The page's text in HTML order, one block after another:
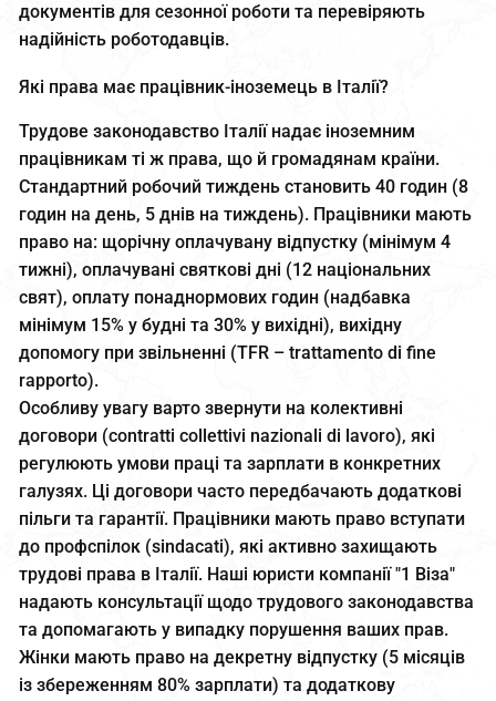
документів для сезонної роботи та перевіряють
надійність роботодавців.
Які права має працівник-іноземець в Італії?
Трудове законодавство Італії надає іноземним
працівникам ті ж права, що й громадянам країни.
Стандартний робочий тиждень становить 40 годин (8
годин на день, 5 днів на тиждень). Працівники мають
право на: щорічну оплачувану відпустку (мінімум 4
тижні), оплачувані святкові дні (12 національних
свят), оплату понаднормових годин (надбавка
мінімум 15% у будні та 30% у вихідні), вихідну
допомогу при звільненні (TFR – trattamento di fine
rapporto).
Особливу увагу варто звернути на колективні
договори (contratti collettivi nazionali di lavoro), які
регулюють умови праці та зарплати в конкретних
галузях. Ці договори часто передбачають додаткові
пільги та гарантії. Працівники мають право вступати
до профспілок (sindacati), які активно захищають
трудові права в Італії. Наші юристи компанії "1 Віза"
надають консультації щодо трудового законодавства
та допомагають у випадку порушення ваших прав.
Жінки мають право на декретну відпустку (5 місяців
із збереженням 80% зарплати) та додаткову